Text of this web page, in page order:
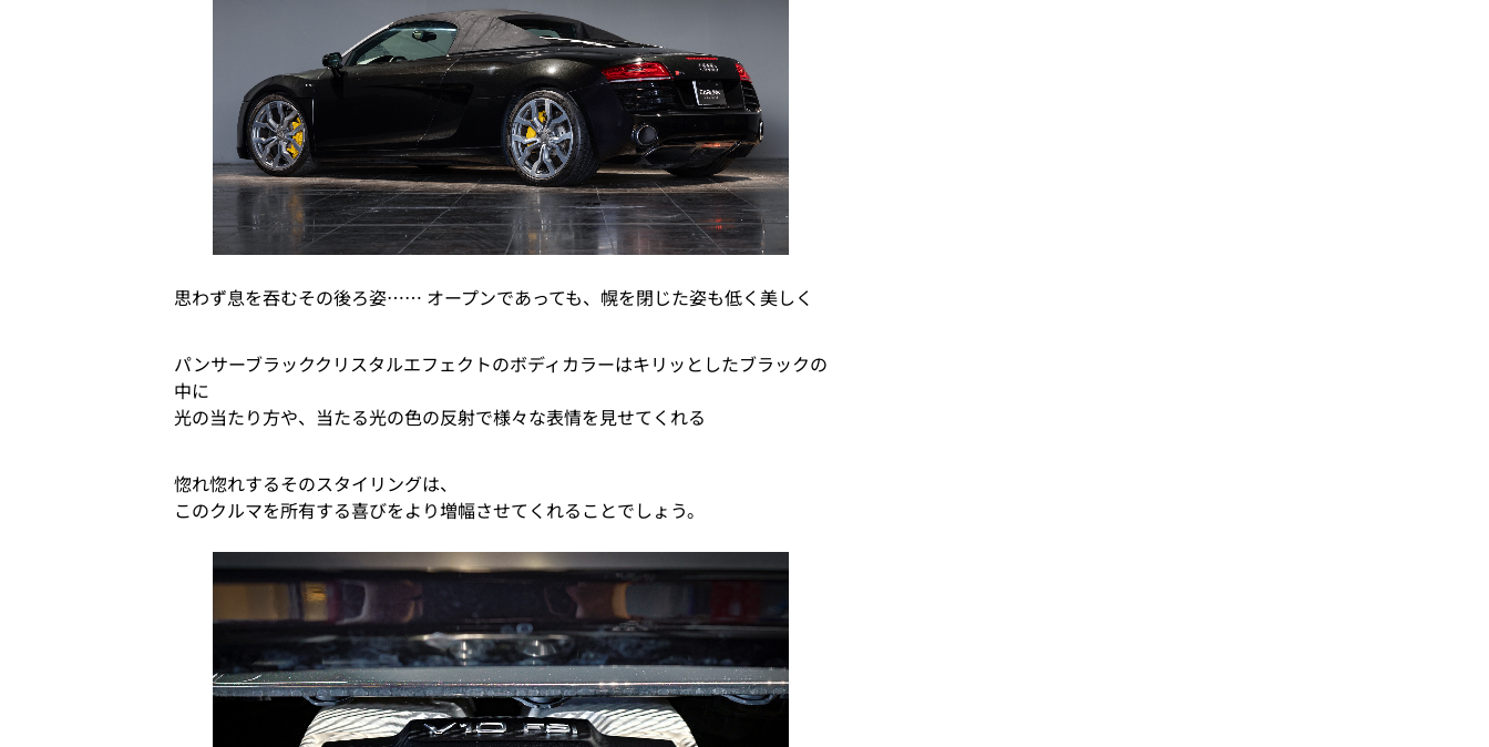
思わず息を吞むその後ろ姿…… オープンであっても、幌を閉じた姿も低く美しく
パンサーブラッククリスタルエフェクトのボディカラーはキリッとしたブラックの
中に
光の当たり方や、当たる光の色の反射で様々な表情を見せてくれる
惚れ惚れするそのスタイリングは、
このクルマを所有する喜びをより増幅させてくれることでしょう。